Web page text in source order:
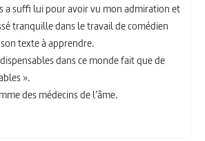
a suffi lui pour avoir vu mon admiration et
tranquille dans le travail de comédien
texte à apprendre.
dans ce monde fait que de
».
des médecins de l’âme.